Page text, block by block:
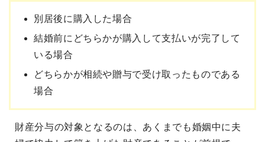
別居後に購入した場合
結婚前にどちらかが購入して支払いが完了して
いる場合
どちらかが相続や贈与で受け取ったものである
場合
財産分与の対象となるのは、あくまでも婚姻中に夫